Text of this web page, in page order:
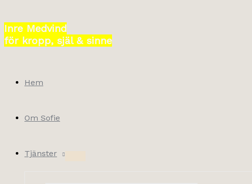
till
innehåll
Inre Medvind
för kropp, själ & sinne
Hem
Om Sofie
Tjänster